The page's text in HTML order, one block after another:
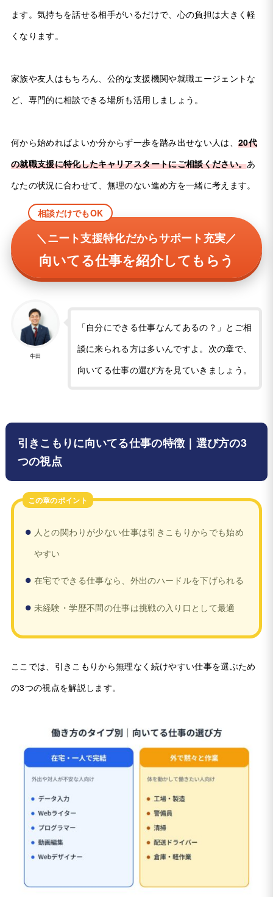
ます。気持ちを話せる相手がいるだけで、心の負担は大きく軽
くなります。
家族や友人はもちろん、公的な支援機関や就職エージェントな
ど、専門的に相談できる場所も活用しましょう。
何から始めればよいか分からず一歩を踏み出せない人は、20代
の就職支援に特化したキャリアスタートにご相談ください。あ
なたの状況に合わせて、無理のない進め方を一緒に考えます。
相談だけでもOK
＼ニート支援特化だからサポート充実／
向いてる仕事を紹介してもらう
牛田
「自分にできる仕事なんてあるの？」とご相
談に来られる方は多いんですよ。次の章で、
向いてる仕事の選び方を見ていきましょう。
引きこもりに向いてる仕事の特徴｜選び方の3
つの視点
この章のポイント
人との関わりが少ない仕事は引きこもりからでも始め
やすい
在宅でできる仕事なら、外出のハードルを下げられる
未経験・学歴不問の仕事は挑戦の入り口として最適
ここでは、引きこもりから無理なく続けやすい仕事を選ぶため
の3つの視点を解説します。